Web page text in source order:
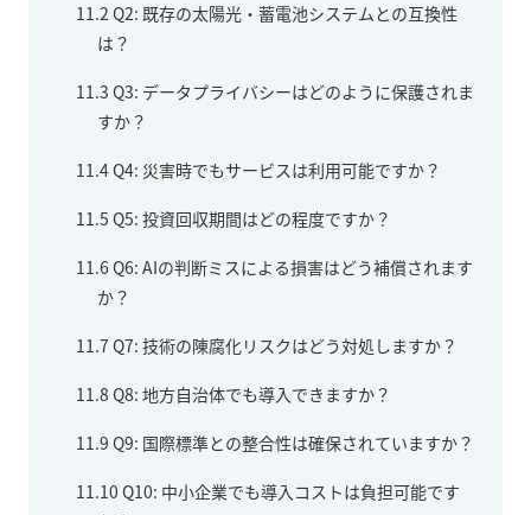
11.2 Q2: 既存の太陽光・蓄電池システムとの互換性
は？
11.3 Q3: データプライバシーはどのように保護されま
すか？
11.4Q4: 災害時でもサービスは利用可能ですか？
11.5 Q5: 投資回収期間はどの程度ですか？
11.6Q6: AIの判断ミスによる損害はどう補償されます
か？
11.7 Q7: 技術の陳腐化リスクはどう対処しますか？
11.8 Q8: 地方自治体でも導入できますか？
11.9 Q9: 国際標準との整合性は確保されていますか？
11.10 Q10: 中小企業でも導入コストは負担可能です